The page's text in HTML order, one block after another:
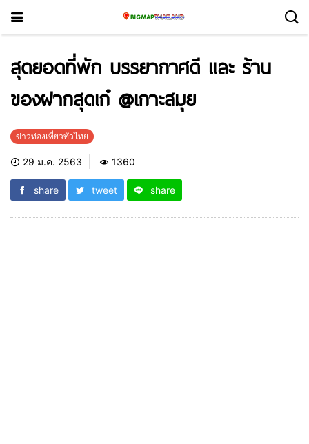
สุดยอดที่พัก บรรยากาศดี และ ร้าน
ของฝากสุดเก๋ @เกาะสมุย
ข่าวท่องเที่ยวทั่วไทย
29 ม.ค. 2563 1360
share tweet share